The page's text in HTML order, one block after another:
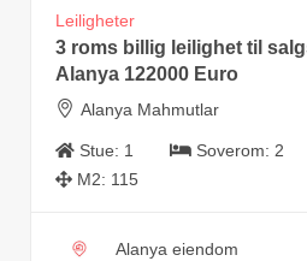
Leiligheter
3 roms billig leilighet til
Alanya 122000 Euro
Alanya Mahmutlar
Stue: 1 Soverom: 2
M2: 115
Alanya eiendom